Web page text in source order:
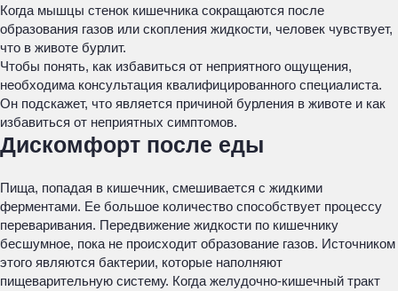
Когда мышцы стенок кишечника сокращаются после
образования газов или скопления жидкости, человек чувствует,
что в животе бурлит.
Чтобы понять, как избавиться от неприятного ощущения,
необходима консультация квалифицированного специалиста.
Он подскажет, что является причиной бурления в животе и как
избавиться от неприятных симптомов.
Дискомфорт после еды
Пища, попадая в кишечник, смешивается с жидкими
ферментами. Ее большое количество способствует процессу
переваривания. Передвижение жидкости по кишечнику
бесшумное, пока не происходит образование газов. Источником
этого являются бактерии, которые наполняют
пищеварительную систему. Когда желудочно-кишечный тракт